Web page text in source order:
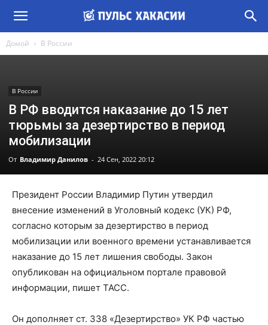
Домой В России
В России
В РФ вводится наказание до 15 лет
тюрьмы за дезертирство в период
мобилизации
От Владимир Данилов - 24 Сен, 2022 20:12
Президент России Владимир Путин утвердил
внесение изменений в Уголовный кодекс (УК) РФ,
согласно которым за дезертирство в период
мобилизации или военного времени устанавливается
наказание до 15 лет лишения свободы. Закон
опубликован на официальном портале правовой
информации, пишет ТАСС.
Он дополняет ст. 338 «Дезертирство» УК РФ частью